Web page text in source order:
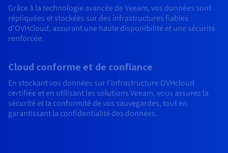
Grâce à la technologie avancée de Veeam, vos données sont
répliquées et stockées sur des infrastructures fiables
d’OVHcloud, assurant une haute disponibilité et une sécurité
renforcée.
Cloud conforme et de confiance
En stockant vos données sur l’infrastructure OVHcloud
certifiée et en utilisant les solutions Veeam, vous assurez la
sécurité et la conformité de vos sauvegardes, tout en
garantissant la confidentialité des données.